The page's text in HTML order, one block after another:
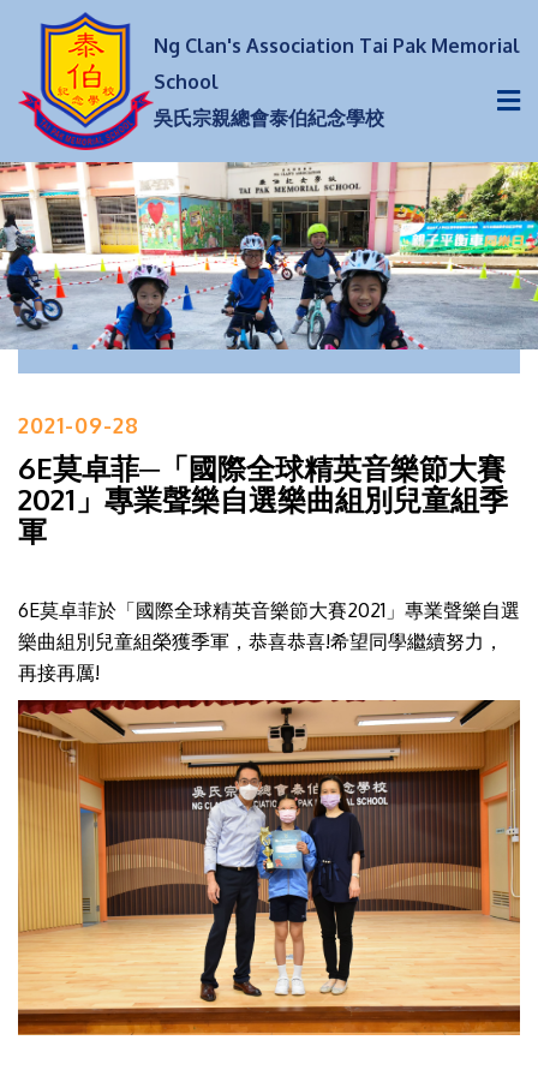
Ng Clan's Association Tai Pak Memorial
School
吳氏宗親總會泰伯紀念學校
2021-09-28
6E莫卓菲─「國際全球精英音樂節大賽
2021」專業聲樂自選樂曲組別兒童組季
軍
6E莫卓菲於「國際全球精英音樂節大賽2021」專業聲樂自選
樂曲組別兒童組榮獲季軍，恭喜恭喜!希望同學繼續努力，
再接再厲!